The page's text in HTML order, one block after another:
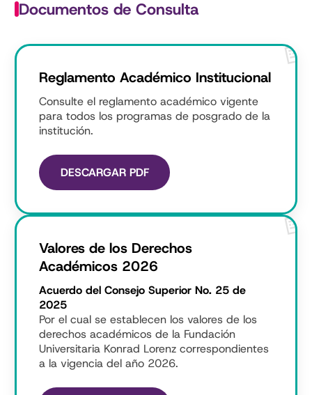
Documentos de Consulta
Reglamento Académico Institucional
Consulte el reglamento académico vigente
para todos los programas de posgrado de la
institución.
DESCARGAR PDF
Valores de los Derechos
Académicos 2026
Acuerdo del Consejo Superior No. 25 de
2025
Por el cual se establecen los valores de los
derechos académicos de la Fundación
Universitaria Konrad Lorenz correspondientes
a la vigencia del año 2026.